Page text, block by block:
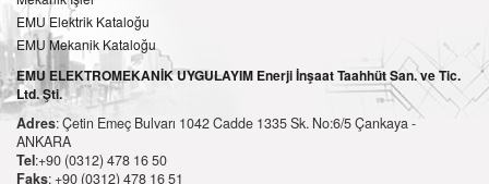
EMU Elektrik Kataloğu
EMU Mekanik Kataloğu
EMU ELEKTROMEKANİK UYGULAYIM Enerji İnşaat Taahhüt San. ve Tic.
Ltd. Şti.
Adres: Çetin Emeç Bulvarı 1042 Cadde 1335 Sk. No:6/5 Çankaya -
ANKARA
Tel:+90 (0312) 478 16 50
Faks: +90 (0312) 478 16 51